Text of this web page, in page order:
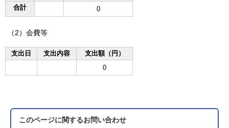
合計
0
（2）会費等
支出日 支出内容
支出額（円）
0
このページに関するお問い合わせ